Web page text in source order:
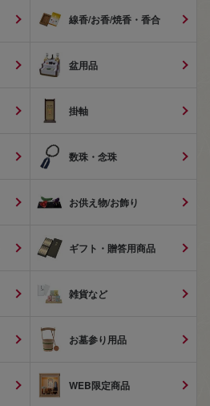
線香/お香/焼香・香合
盆用品
掛軸
数珠・念珠
お供え物/お飾り
ギフト・贈答用商品
雑貨など
お墓参り用品
WEB限定商品